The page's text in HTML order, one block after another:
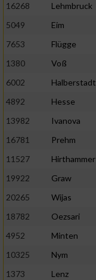
16268
Lehmbruck
5049
Eim
7653
Flügge
1380
Voß
6002
Halberstadt
4892
Hesse
13982
Ivanova
16781
Prehm
11527
Hirthammer
19922
Graw
20265
Wijas
18782
Oezsari
4952
Minten
10325
Nym
1373
Lenz